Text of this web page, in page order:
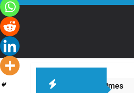
en la sede de Quilmes